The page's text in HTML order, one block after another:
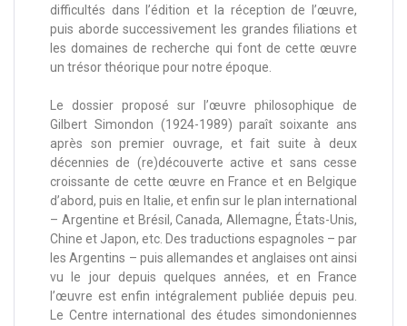
difficultés dans l’édition et la réception de l’œuvre,
puis aborde successivement les grandes filiations et
les domaines de recherche qui font de cette œuvre
un trésor théorique pour notre époque.
Le dossier proposé sur l’œuvre philosophique de
Gilbert Simondon (1924-1989) paraît soixante ans
après son premier ouvrage, et fait suite à deux
décennies de (re)découverte active et sans cesse
croissante de cette œuvre en France et en Belgique
d’abord, puis en Italie, et enfin sur le plan international
– Argentine et Brésil, Canada, Allemagne, États-Unis,
Chine et Japon, etc. Des traductions espagnoles – par
les Argentins – puis allemandes et anglaises ont ainsi
vu le jour depuis quelques années, et en France
l’œuvre est enfin intégralement publiée depuis peu.
Le Centre international des études simondoniennes